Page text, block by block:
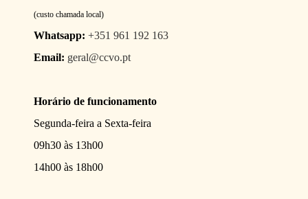
(custo chamada local)
Whatsapp: +351 961 192 163
Email: geral@ccvo.pt
Horário de funcionamento
Segunda-feira a Sexta-feira
09h30 às 13h00
14h00 às 18h00